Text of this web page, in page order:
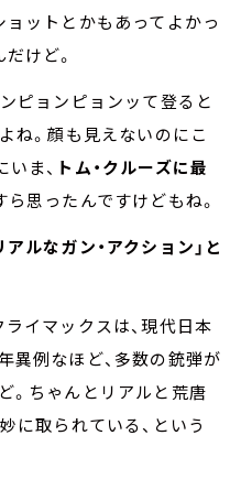
ョットとかもあってよかっ
けど。
ピョンピョンッて登ると
ね。顔も見えないのにこ
ま、 トム・クルーズに最
ら思ったんですけどもね。
ルなガン・アクション」と
イマックスは、現代日本
異例なほど、多数の銃弾が
。ちゃんとリアルと荒唐
に取られている、という